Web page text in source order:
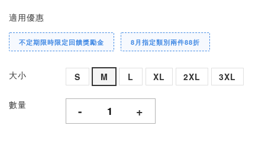
適用優惠
不定期限時限定回饋獎勵金 8月指定類別兩件88折
大小 S M L XL 2XL 3XL
數量 - +